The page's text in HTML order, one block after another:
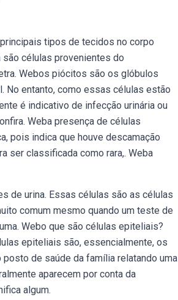
tipos de tecidos no corpo
células provenientes do
Webos piócitos são os glóbulos
No entanto, como essas células estão
é indicativo de infecção urinária ou
Weba presença de células
pois indica que houve descamação
ser classificada como rara,. Weba
de urina. Essas células são as células
comum mesmo quando um teste de
Webo que são células epiteliais?
epiteliais são, essencialmente, os
de saúde da família relatando uma
aparecem por conta da
algum.